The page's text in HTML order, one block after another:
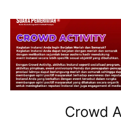
Crowd